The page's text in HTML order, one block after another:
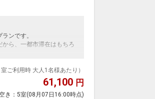
ンです。
ら、一都市滞在はもちろ
50%貯まります。
）が可能なプランもござ
ご利用時 大人1名様あたり）
61,100 円
空き： 5室(08月07日16:00時点)